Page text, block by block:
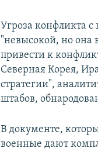
Угроза конфликта
"невысокой, но она
привести к
Северная Корея,
стратегии",
штабов,
В документе,
военные дают